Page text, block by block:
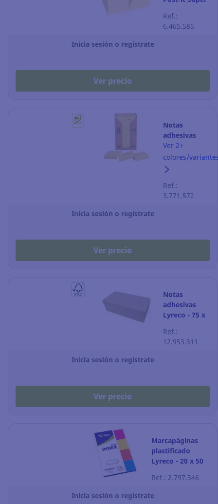
47 mm -
amarillo - 12
Ref.:
6.465.585
Inicia sesión o regístrate
Ver precio
Notas
adhesivas
recicladas
Post-it - 38 x
51 mm -
amarillo - 24
blocks
Ver 2+
colores/
Ref.:
3.771.572
Inicia sesión o regístrate
Ver precio
Notas
adhesivas
Lyreco - 75 x
amarillo - 12
blocks
Ref.:
12.953.311
Inicia sesión o regístrate
Ver precio
Marcapáginas
plastificado
Lyreco - 20 x 50
surtidos
Ref.: 2.797.346
Inicia sesión o regístrate